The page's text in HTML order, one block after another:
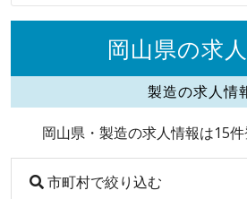
岡山県の求
製造の求人情
岡山県・製造の求人情報は15件
市町村で絞り込む